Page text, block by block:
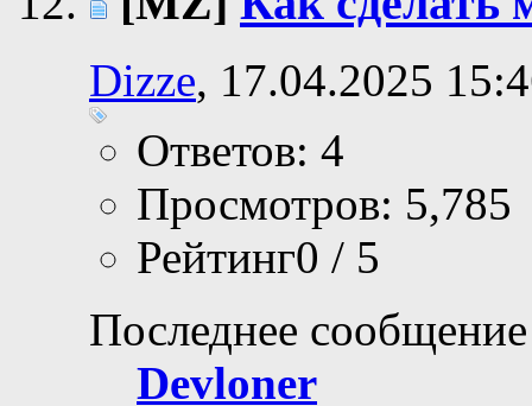
Dizze, 17.04.2025
Ответов: 4
Просмотров: 5,785
Рейтинг0 / 5
Последнее
Devloner